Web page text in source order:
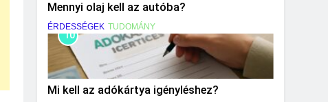
Mennyi olaj kell az autóba?
ÉRDESSÉGEK TUDOMÁNY
10
Mi kell az adókártya igényléshez?